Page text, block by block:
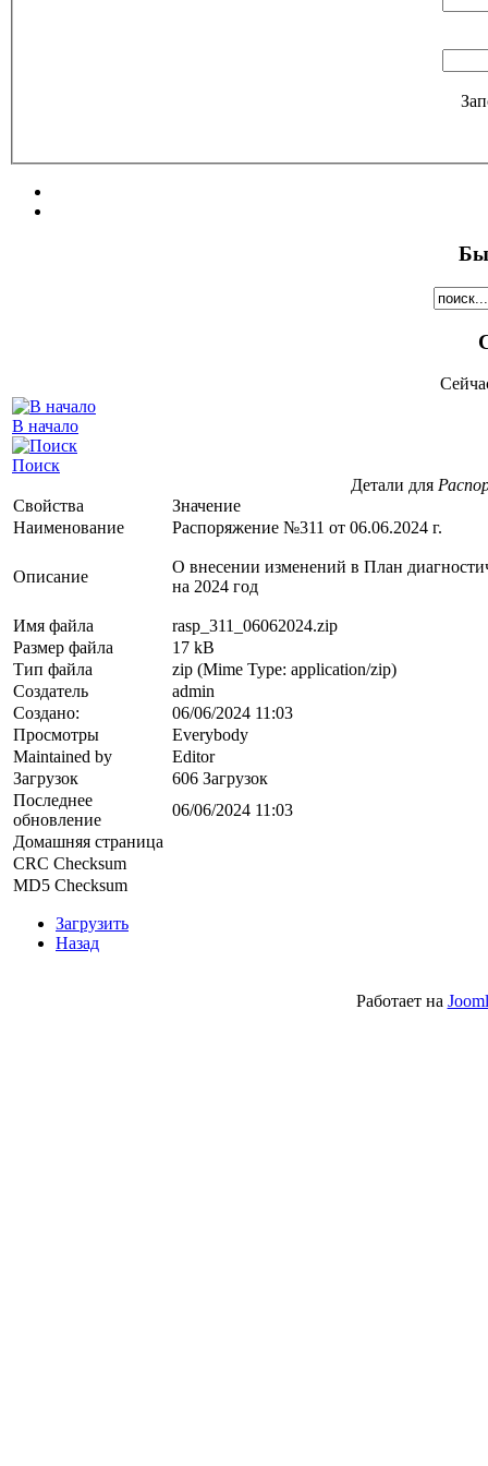
В начало
Поиск
Детали для
Свойства
Значение
Наименование
Распоряжение №311 от 06.06.2024 г.
Описание
О внесении изменений в План
на 2024 год
Имя файла
rasp_311_06062024.zip
Размер файла
17 kB
Тип файла
zip (Mime Type: application/zip)
Создатель
admin
Создано:
06/06/2024 11:03
Просмотры
Everybody
Maintained by
Editor
Загрузок
606 Загрузок
Последнее
обновление
06/06/2024 11:03
Домашняя страница
CRC Checksum
MD5 Checksum
Загрузить
Назад
Работает на